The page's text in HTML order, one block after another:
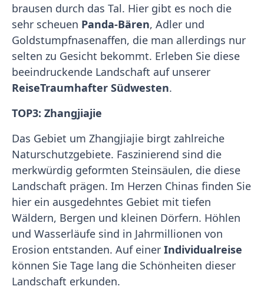
brausen durch das Tal. Hier gibt es noch die
sehr scheuen Panda-Bären, Adler und
Goldstumpfnasenaffen, die man allerdings nur
selten zu Gesicht bekommt. Erleben Sie diese
beeindruckende Landschaft auf unserer
ReiseTraumhafter Südwesten.
TOP3: Zhangjiajie
Das Gebiet um Zhangjiajie birgt zahlreiche
Naturschutzgebiete. Faszinierend sind die
merkwürdig geformten Steinsäulen, die diese
Landschaft prägen. Im Herzen Chinas finden Sie
hier ein ausgedehntes Gebiet mit tiefen
Wäldern, Bergen und kleinen Dörfern. Höhlen
und Wasserläufe sind in Jahrmillionen von
Erosion entstanden. Auf einer Individualreise
können Sie Tage lang die Schönheiten dieser
Landschaft erkunden.